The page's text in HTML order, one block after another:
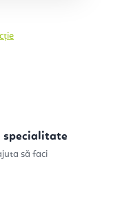
specialitate
să faci